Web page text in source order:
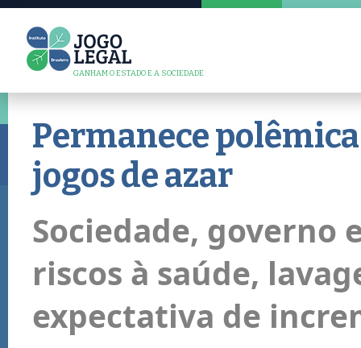
GANHAM O ESTADO E A SOCIEDADE
Permanece
jogos de azar
Sociedade, governo
riscos à saúde,
expectativa de